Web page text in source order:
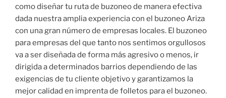
como diseñar tu ruta de buzoneo de manera efectiva
dada nuestra amplia experiencia con el buzoneo Ariza
con una gran número de empresas locales. El buzoneo
para empresas del que tanto nos sentimos orgullosos
va a ser diseñada de forma más agresivo o menos, ir
dirigida a determinados barrios dependiendo de las
exigencias de tu cliente objetivo y garantizamos la
mejor calidad en imprenta de folletos para el buzoneo.